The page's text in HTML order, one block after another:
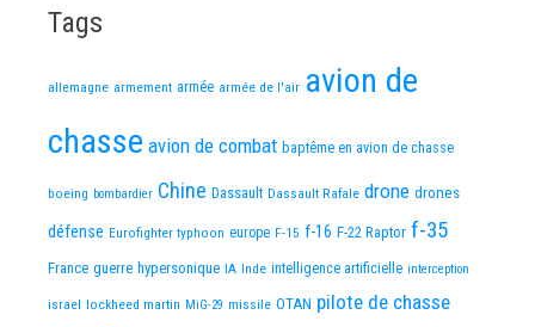
Tags
allemagne armement armée armée de l'air avion de
chasse avion de combat baptême en avion de chasse
boeing bombardier Chine Dassault Dassault Rafale drone drones
défense Eurofighter typhoon europe F-15 f-16 F-22 Raptor f-35
France guerre hypersonique IA Inde intelligence artificielle interception
israel lockheed martin MiG-29 missile OTAN pilote de chasse